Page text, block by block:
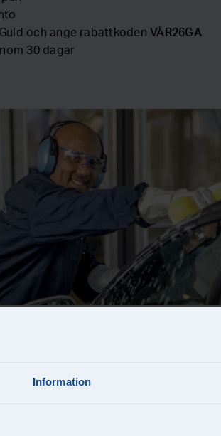
Information
och ange rabattkodenVÅR26GA
30 dagar
extra många handtvättmoment